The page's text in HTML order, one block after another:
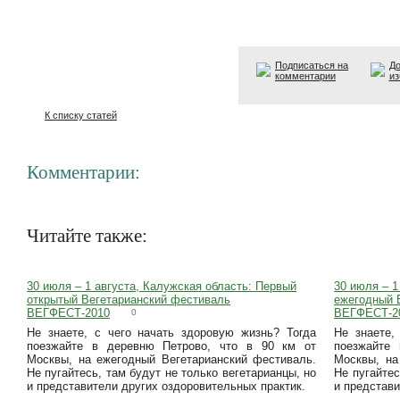
Подписаться на
комментарии
К списку статей
Комментарии:
Читайте также:
30 июля – 1 августа, Калужская область: Первый
открытый Вегетарианский фестиваль
ВЕГФЕСТ-2010
0
Не знаете, с чего начать здоровую жизнь? Тогда
поезжайте в деревню Петрово, что в 90 км от
Москвы, на ежегодный Вегетарианский фестиваль.
Не пугайтесь, там будут не только вегетарианцы, но
и представители других оздоровительных практик.
30 июля – 1
ежегодный
ВЕГФЕСТ-
Не
Москвы, на
Не
и